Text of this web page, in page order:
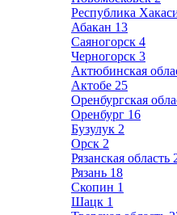
Республика
Абакан 13
Саяногорск 4
Черногорск 3
Актюбинская
Актобе 25
Оренбургская
Оренбург 16
Бузулук 2
Орск 2
Рязанская область
Рязань 18
Скопин 1
Шацк 1